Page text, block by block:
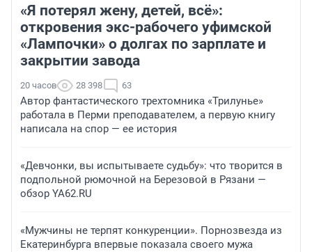
«Я потерял жену, детей, всё»:
откровения экс-рабочего уфимской
«Лампочки» о долгах по зарплате и
закрытии завода
20 часов 28 398 63
Автор фантастического трехтомника «Трилунье»
работала в Перми преподавателем, а первую книгу
написала на спор — ее история
«Девчонки, вы испытываете судьбу»: что творится в
подпольной рюмочной на Березовой в Рязани —
обзор YA62.RU
«Мужчины не терпят конкуренции». Порнозвезда из
Екатеринбурга впервые показала своего мужа